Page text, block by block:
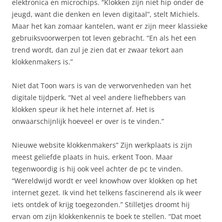
elektronica en microchips. “Klokken zijn niet hip onder de
jeugd, want die denken en leven digitaal”, stelt Michiels.
Maar het kan zomaar kantelen, want er zijn meer klassieke
gebruiksvoorwerpen tot leven gebracht. “En als het een
trend wordt, dan zul je zien dat er zwaar tekort aan
klokkenmakers is.”
Niet dat Toon wars is van de verworvenheden van het
digitale tijdperk. “Net al veel andere liefhebbers van
klokken speur ik het hele internet af. Het is
onwaarschijnlijk hoeveel er over is te vinden.”
Nieuwe website klokkenmakers” Zijn werkplaats is zijn
meest geliefde plaats in huis, erkent Toon. Maar
tegenwoordig is hij ook veel achter de pc te vinden.
“Wereldwijd wordt er veel knowhow over klokken op het
internet gezet. Ik vind het telkens fascinerend als ik weer
iets ontdek of krijg toegezonden.” Stilletjes droomt hij
ervan om zijn klokkenkennis te boek te stellen. “Dat moet